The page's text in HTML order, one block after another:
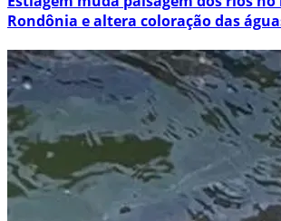
Rondônia e altera coloração das